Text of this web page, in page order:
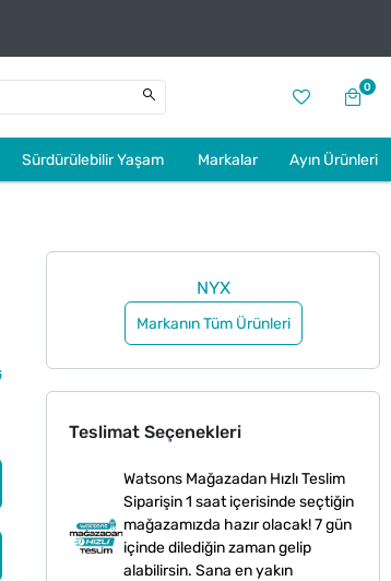
0
Sürdürülebilir Yaşam Markalar Ayın Ürünleri
NYX
Markanın Tüm Ürünleri
Teslimat Seçenekleri
Watsons Mağazadan Hızlı Teslim
Siparişin 1 saat içerisinde seçtiğin
mağazamızda hazır olacak! 7 gün
içinde dilediğin zaman gelip
alabilirsin. Sana en yakın